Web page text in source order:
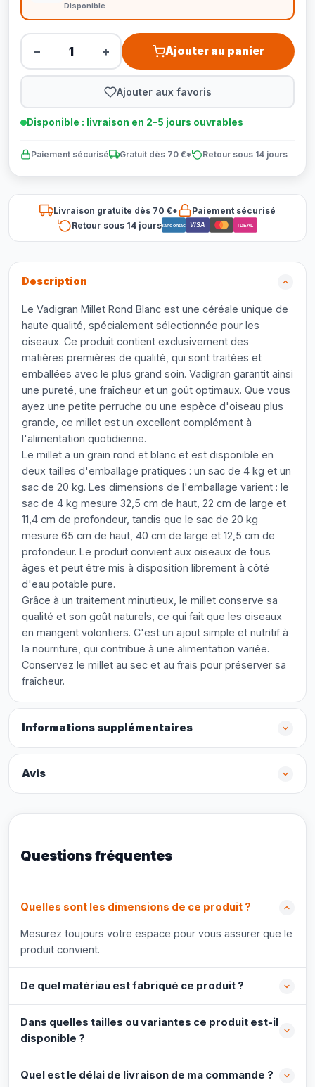
Disponible
− + Ajouter au panier
Ajouter aux favoris
Disponible : livraison en 2-5 jours ouvrables
Paiement sécurisé Gratuit dès 70 €* Retour sous 14 jours
Livraison gratuite dès 70 €*
Paiement sécurisé
Retour sous 14 joursBancontact VISA iDEAL
Description
Le Vadigran Millet Rond Blanc est une céréale unique de
haute qualité, spécialement sélectionnée pour les
oiseaux. Ce produit contient exclusivement des
matières premières de qualité, qui sont traitées et
emballées avec le plus grand soin. Vadigran garantit ainsi
une pureté, une fraîcheur et un goût optimaux. Que vous
ayez une petite perruche ou une espèce d'oiseau plus
grande, ce millet est un excellent complément à
l'alimentation quotidienne.
Le millet a un grain rond et blanc et est disponible en
deux tailles d'emballage pratiques : un sac de 4 kg et un
sac de 20 kg. Les dimensions de l'emballage varient : le
sac de 4 kg mesure 32,5 cm de haut, 22 cm de large et
11,4 cm de profondeur, tandis que le sac de 20 kg
mesure 65 cm de haut, 40 cm de large et 12,5 cm de
profondeur. Le produit convient aux oiseaux de tous
âges et peut être mis à disposition librement à côté
d'eau potable pure.
Grâce à un traitement minutieux, le millet conserve sa
qualité et son goût naturels, ce qui fait que les oiseaux
en mangent volontiers. C'est un ajout simple et nutritif à
la nourriture, qui contribue à une alimentation variée.
Conservez le millet au sec et au frais pour préserver sa
fraîcheur.
Informations supplémentaires
Avis
Questions fréquentes
Quelles sont les dimensions de ce produit ?
Mesurez toujours votre espace pour vous assurer que le
produit convient.
De quel matériau est fabriqué ce produit ?
Dans quelles tailles ou variantes ce produit est-il
disponible ?
Quel est le délai de livraison de ma commande ?